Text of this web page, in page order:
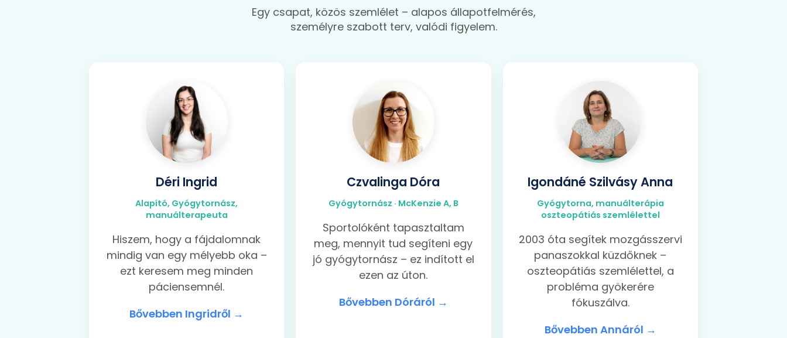
Egy csapat, közös szemlélet – alapos állapotfelmérés,
személyre szabott terv, valódi figyelem.
Déri Ingrid
Alapító, Gyógytornász,
manuálterapeuta
Hiszem, hogy a fájdalomnak
mindig van egy mélyebb oka –
ezt keresem meg minden
páciensemnél.
Bővebben Ingridről →
Czvalinga Dóra
Gyógytornász · McKenzie A, B
Sportolóként tapasztaltam
meg, mennyit tud segíteni egy
jó gyógytornász – ez indított el
ezen az úton.
Bővebben Dóráról →
Igondáné Szilvásy Anna
Gyógytorna, manuálterápia
oszteopátiás szemlélettel
2003 óta segítek mozgásszervi
panaszokkal küzdőknek –
oszteopátiás szemlélettel, a
probléma gyökerére
fókuszálva.
Bővebben Annáról →